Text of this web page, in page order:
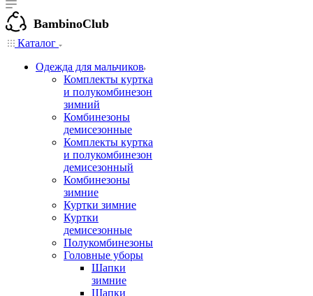
BambinoClub
Каталог
Одежда для мальчиков
Комплекты куртка
и полукомбинезон
зимний
Комбинезоны
демисезонные
Комплекты куртка
и полукомбинезон
демисезонный
Комбинезоны
зимние
Куртки зимние
Куртки
демисезонные
Полукомбинезоны
Головные уборы
Шапки
зимние
Шапки